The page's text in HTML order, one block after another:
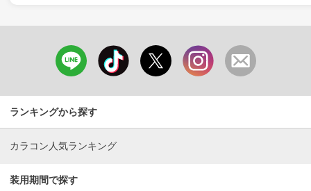
ランキングから探す
カラコン人気ランキング
装用期間で探す